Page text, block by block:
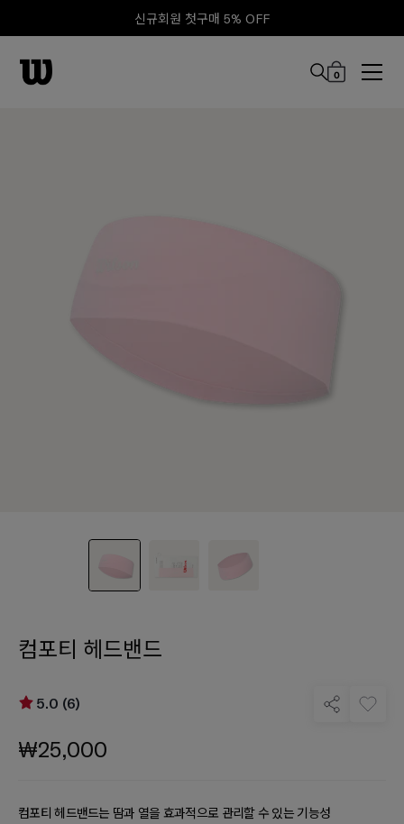
신규회원 첫구매 5% OFF
0
컴포티 헤드밴드
5.0 (6)
₩25,000
컴포티 헤드밴드는 땀과 열을 효과적으로 관리할 수 있는 기능성